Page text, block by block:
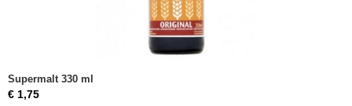
Supermalt 330 ml
€ 1,75